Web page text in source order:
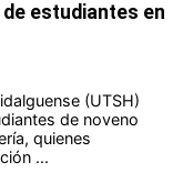
estudiantes en
(UTSH)
de noveno
quienes
...